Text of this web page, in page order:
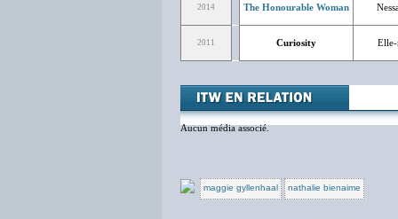
2014 The Honourable Woman
2011 Curiosity Elle-
Aucun média associé.
maggie gyllenhaal nathalie bienaime